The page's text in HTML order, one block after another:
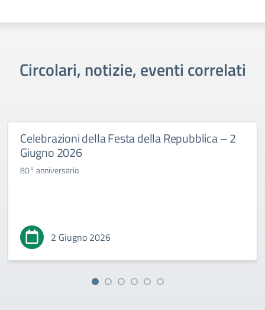
Circolari, notizie, eventi correlati
Celebrazioni della Festa della Repubblica – 2
Giugno 2026
80° anniversario
2 Giugno 2026